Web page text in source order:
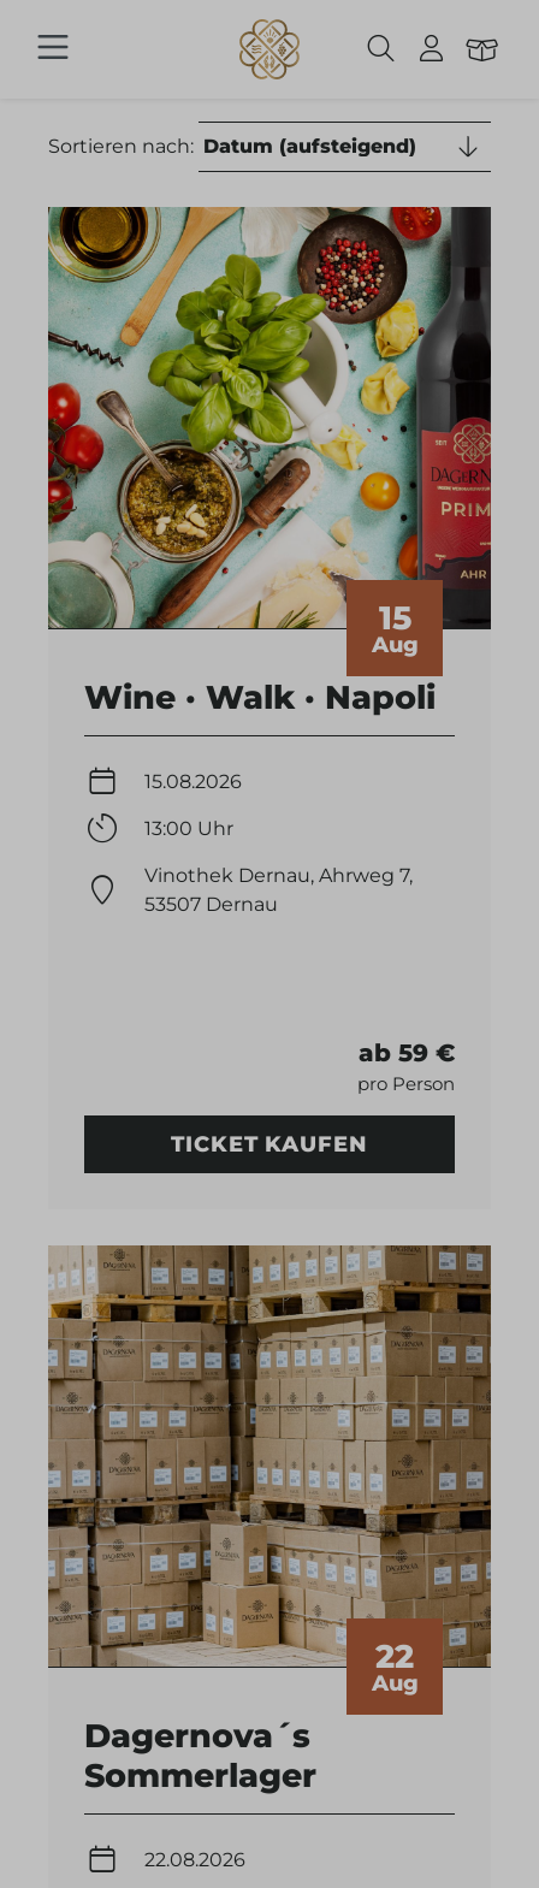
Zum Hauptinhalt springen
Sortieren nach:
15
Aug
Wine · Walk · Napoli
15.08.2026
13:00 Uhr
Vinothek Dernau, Ahrweg 7,
53507 Dernau
ab 59 €
pro Person
TICKET KAUFEN
22
Aug
Dagernova´s
Sommerlager
22.08.2026